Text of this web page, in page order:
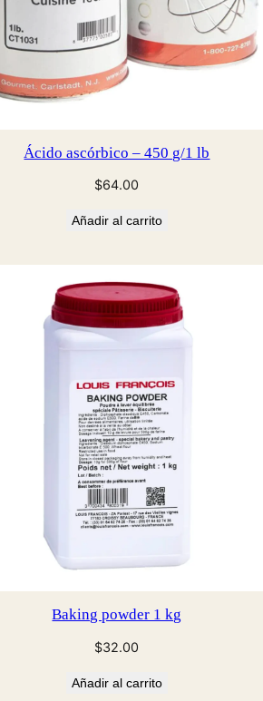
Ácido ascórbico – 450 g/1 lb
$64.00
Añadir al carrito
Baking powder 1 kg
$32.00
Añadir al carrito